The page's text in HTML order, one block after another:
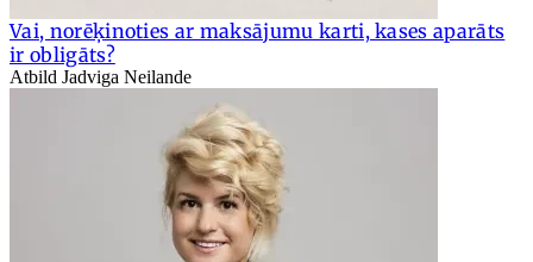
Vai, norēķinoties ar maksājumu karti, kases aparāts
ir obligāts?
Atbild Jadviga Neilande